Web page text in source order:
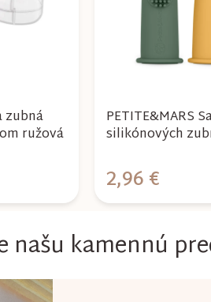
zubná
ružová
PETITE&MARS
silikónových
TAKE&MATCH
Ochre&Green 2 ks
2,96 €
našu kamennú